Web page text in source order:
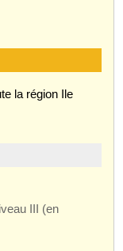
la région Ile
III (en